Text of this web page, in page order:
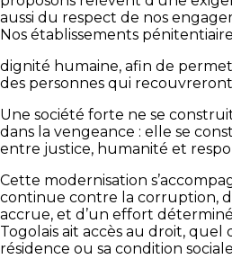
aussi du respect de nos
Nos établissements
dignité humaine, afin de
des personnes qui
Une société forte ne se
dans la vengeance : elle se
entre justice, humanité et
Cette modernisation
continue contre la corruption,
accrue, et d’un effort
Togolais ait accès au droit, quel
résidence ou sa condition